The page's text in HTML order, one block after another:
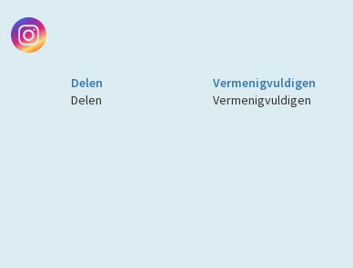
Delen
Delen
Vermenigvuldigen
Vermenigvuldigen